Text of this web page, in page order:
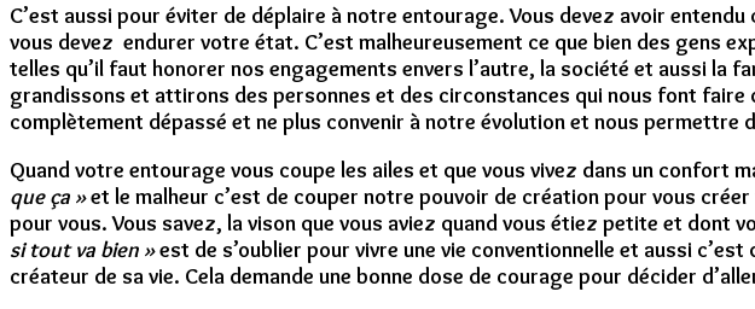
C’est aussi pour éviter de déplaire à notre entourage. Vous devez avoir
vous devez endurer votre état. C’est malheureusement ce que bien des gens
telles qu’il faut honorer nos engagements envers l’autre, la société et aussi la
grandissons et attirons des personnes et des circonstances qui nous font
complètement dépassé et ne plus convenir à notre évolution et nous permettre
Quand votre entourage vous coupe les ailes et que vous vivez dans un confort
que ça »et le malheur c’est de couper notre pouvoir de création pour vous
pour vous. Vous savez, la vison que vous aviez quand vous étiez petite et dont
si tout va bien »est de s’oublier pour vivre une vie conventionnelle et aussi
créateur de sa vie. Cela demande une bonne dose de courage pour décider